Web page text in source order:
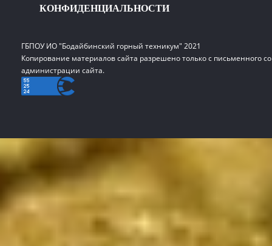
КОНФИДЕНЦИАЛЬНОСТИ
ГБПОУ ИО "Бодайбинский горный техникум" 2021
Копирование материалов сайта разрешено только с письменного
администрации сайта.